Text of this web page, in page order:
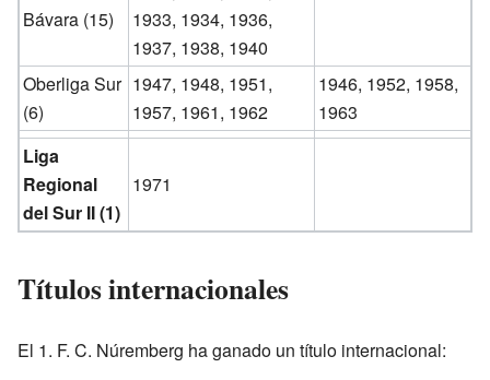
Bávara (15)
1933, 1934, 1936,
1937, 1938, 1940
Oberliga Sur
(6)
1947, 1948, 1951,
1957, 1961, 1962
1946, 1952, 1958,
1963
Liga
Regional
del Sur II (1)
1971
Títulos internacionales
El 1. F. C. Núremberg ha ganado un título internacional: